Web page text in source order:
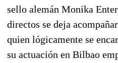
sello alemán Monika
directos se deja
quien lógicamente se
su actuación en Bilbao